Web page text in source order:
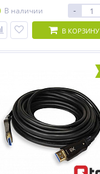
В наличии
-
В КОРЗИНУ